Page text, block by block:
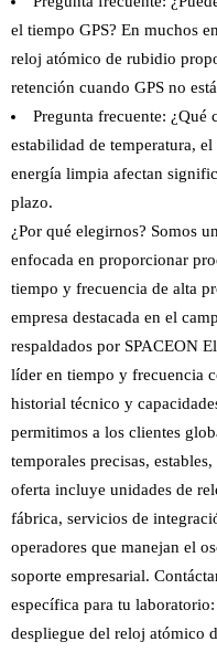
el tiempo GPS? En muchos
reloj atómico de rubidio
retención cuando GPS no
Pregunta frecuente: ¿Qué
estabilidad de temperatura,
energía limpia afectan
plazo.
¿Por qué elegirnos? Somos
enfocada en proporcionar
tiempo y frecuencia de alta
empresa destacada en el
respaldados por SPACEON
líder en tiempo y frecuencia
historial técnico y
permitimos a los clientes
temporales precisas,
oferta incluye unidades de
fábrica, servicios de
operadores que manejan el
soporte empresarial.
específica para tu
despliegue del reloj atómico